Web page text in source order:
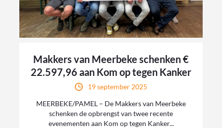
Makkers van Meerbeke schenken €
22.597,96 aan Kom op tegen Kanker
19 september 2025
MEERBEKE/PAMEL – De Makkers van Meerbeke
schenken de opbrengst van twee recente
evenementen aan Kom op tegen Kanker...